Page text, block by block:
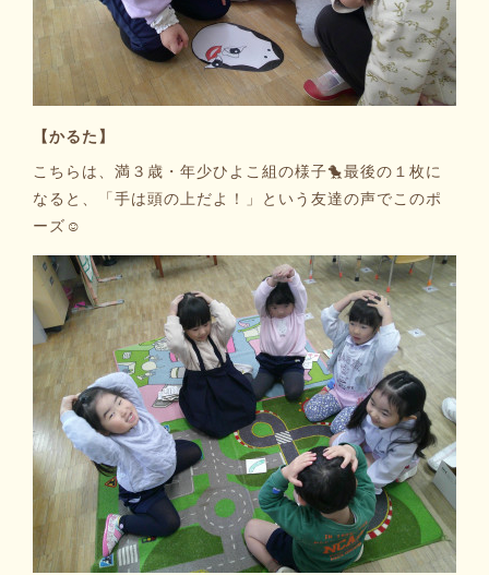
【かるた】
こちらは、満３歳・年少ひよこ組の様子🐤最後の１枚に
なると、「手は頭の上だよ！」という友達の声でこのポ
ーズ☺️